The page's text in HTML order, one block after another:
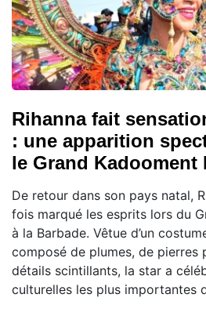
Rihanna fait
: une apparition
le Grand Kadooment
De retour dans son pays natal,
fois marqué les esprits lors du
à la Barbade. Vêtue d’un
composé de plumes, de pierres
détails scintillants, la star a
culturelles les plus importantes